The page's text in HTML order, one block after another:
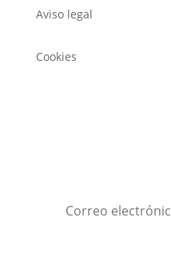
Aviso legal
Cookies